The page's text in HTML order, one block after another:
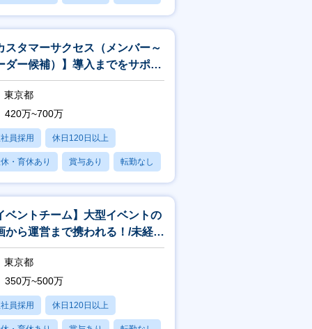
スタマーサクセス（メンバー～
ダー候補）】導入までをサポー
POSサービス事業部/未経験歓
東京都
420万~700万
員採用 休日120日以上
・育休あり 賞与あり 転勤なし
ベントチーム】大型イベントの
から運営まで携われる！/未経験
レックス制
東京都
350万~500万
員採用 休日120日以上